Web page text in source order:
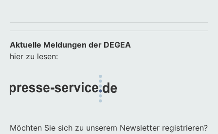
Aktuelle Meldungen der DEGEA
hier zu lesen:
Möchten Sie sich zu unserem Newsletter registrieren?